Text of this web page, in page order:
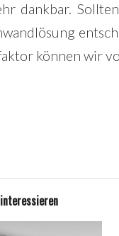
dankbar.
können wir